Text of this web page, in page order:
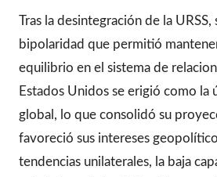
Tras la desintegración de la
bipolaridad que permitió
equilibrio en el sistema de
Estados Unidos se erigió como la
global, lo que consolidó su
favoreció sus intereses
tendencias unilaterales, la baja